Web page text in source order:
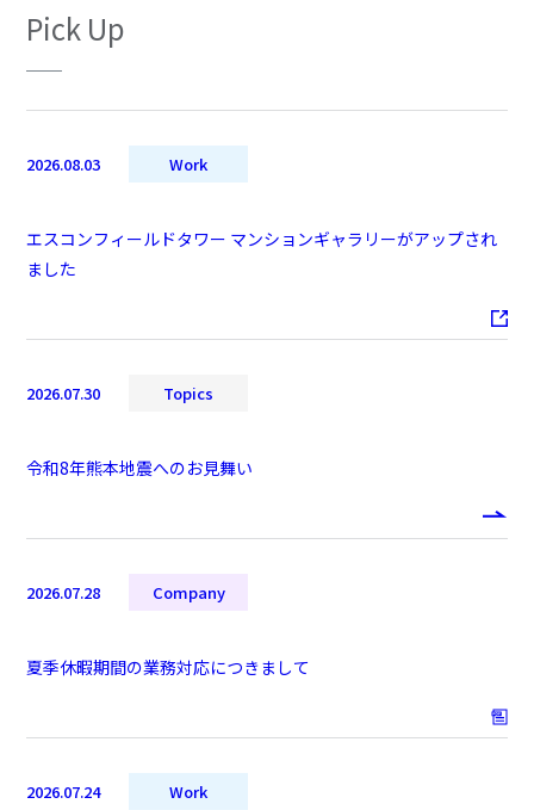
Pick Up
2026.08.03 Work
エスコンフィールドタワー マンションギャラリーがアップされ
ました
2026.07.30 Topics
令和8年熊本地震へのお見舞い
2026.07.28 Company
夏季休暇期間の業務対応につきまして
2026.07.24 Work